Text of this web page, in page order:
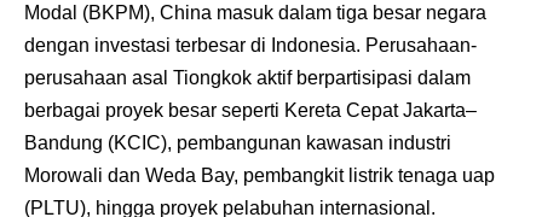
Modal (BKPM), China masuk dalam tiga besar negara
dengan investasi terbesar di Indonesia. Perusahaan-
perusahaan asal Tiongkok aktif berpartisipasi dalam
berbagai proyek besar seperti Kereta Cepat Jakarta–
Bandung (KCIC), pembangunan kawasan industri
Morowali dan Weda Bay, pembangkit listrik tenaga uap
(PLTU), hingga proyek pelabuhan internasional.